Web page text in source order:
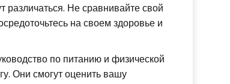
различаться. Не сравнивайте свой
на своем здоровье и
по питанию и физической
Они смогут оценить вашу